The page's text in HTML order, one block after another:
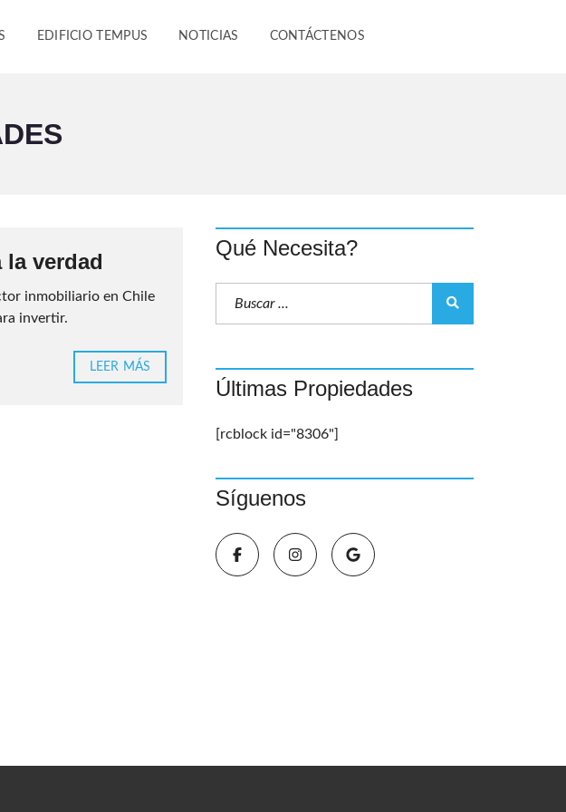
EDIFICIO TEMPUS NOTICIAS CONTÁCTENOS
verdad
inmobiliario en Chile
invertir.
LEER MÁS
Qué Necesita?
Últimas Propiedades
[rcblock id="8306"]
Síguenos